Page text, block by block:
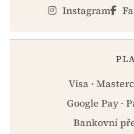
Instagram
Visa ·
Google Pay ·
Bankovní